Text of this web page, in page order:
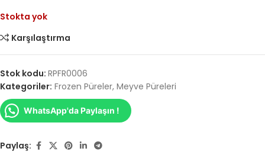
Stokta yok
Karşılaştırma
Stok kodu: RPFR0006
Kategoriler: Frozen Püreler, Meyve Püreleri
WhatsApp'da Paylaşın !
Paylaş: